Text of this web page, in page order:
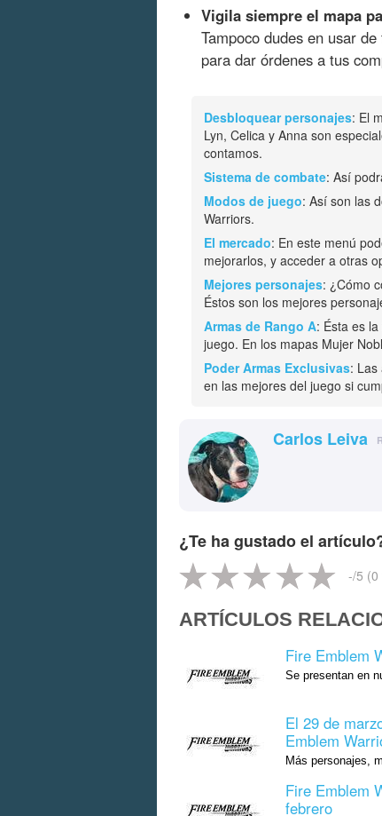
Vigila siempre el mapa
Tampoco dudes en usar
para dar órdenes a tus
Desbloquear personajes: El
Lyn, Celica y Anna son
contamos.
Sistema de combate: Así
Modos de juego: Así son las
Warriors.
El mercado: En este menú
mejorarlos, y acceder a otras
Mejores personajes: ¿Cómo
Éstos son los mejores
Armas de Rango A: Ésta es
juego. En los mapas Mujer
Poder Armas Exclusivas: Las
en las mejores del juego si
Carlos Leiva
¿Te ha gustado el
-/5 (0
ARTÍCULOS
Fire Emblem
Se presentan en
El 29 de
Emblem
Más personajes,
Fire Emblem
febrero